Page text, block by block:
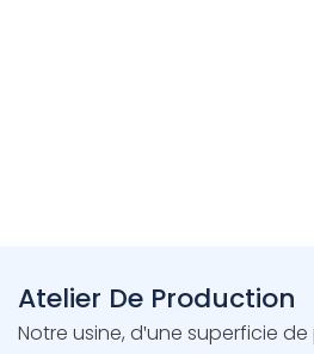
Atelier De Production
Notre usine, d'une superficie de